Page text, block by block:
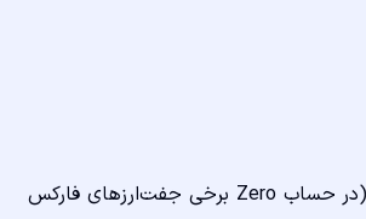
44 جفت‌ارز فارکس، 7 فلز، 11 شاخص، 10 کالا، 400 سهم، 19 ETF و 28 ارز دیجیتال (در حساب Zero برخی جفت‌ارزهای فارکس